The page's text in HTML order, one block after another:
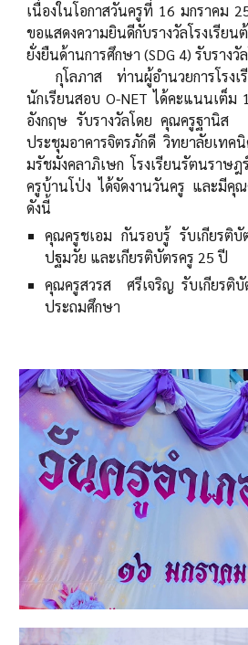
เนื่องในโอกาสวันครูที่ 16 มกราคม
ขอแสดงความยินดีกับรางวัลโรงเรีย
ยั่งยืนด้านการศึกษา (SDG 4) รับรา
กุโลภาส ท่านผู้อำนวยการโรงเ
นักเรียนสอบ O-NET ได้คะแนนเต็
อังกฤษ รับรางวัลโดย คุณครูฐา
ประชุมอาคารจิตรภักดี วิทยาลัยเทค
มรัชมังคลาภิเษก โรงเรียนรัตนราษฎ
ครูบ้านโป่ง ได้จัดงานวันครู และมีคุ
ดังนี้
คุณครูชเอม กันรอบรู้ รับเกียรติบั
ปฐมวัย และเกียรติบัตรครู 25 ปี
คุณครูสวรส ศรีเจริญ รับเกียรติบั
ประถมศึกษา